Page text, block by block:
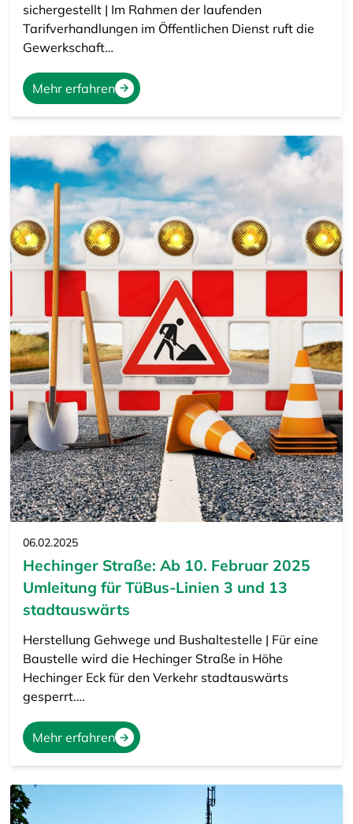
sichergestellt | Im Rahmen der laufenden
Tarifverhandlungen im Öffentlichen Dienst ruft die
Gewerkschaft…
Mehr erfahren
06.02.2025
Hechinger Straße: Ab 10. Februar 2025
Umleitung für TüBus-Linien 3 und 13
stadtauswärts
Herstellung Gehwege und Bushaltestelle | Für eine
Baustelle wird die Hechinger Straße in Höhe
Hechinger Eck für den Verkehr stadtauswärts
gesperrt.…
Mehr erfahren